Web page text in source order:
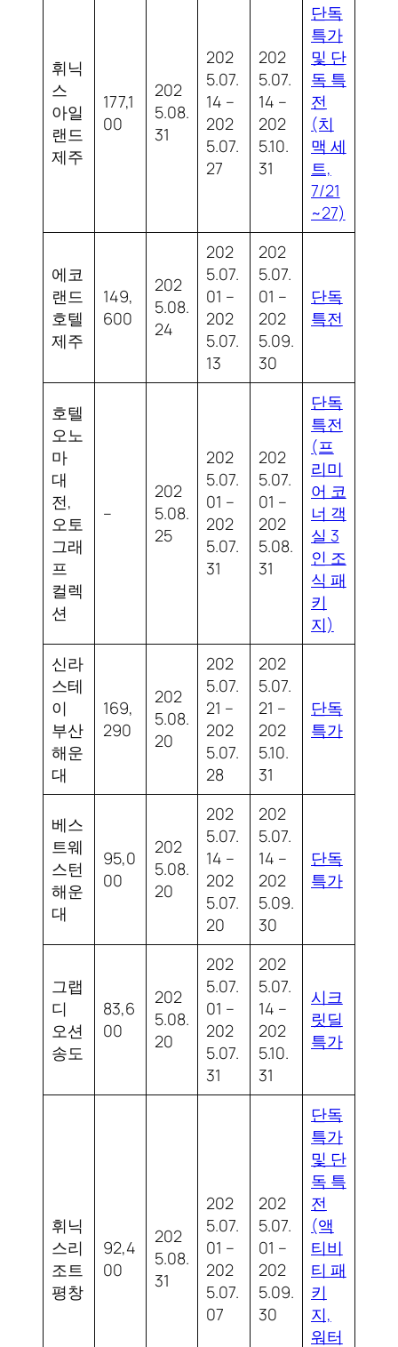
휘닉
스
아일
랜드
제주
177,1
00
202
5.08.
31
202
5.07.
14 –
202
5.07.
27
202
5.07.
14 –
202
5.10.
31
단독
특가
및 단
독 특
전
(치
맥 세
트,
7/21
~27)
에코
랜드
호텔
제주
149,
600
202
5.08.
24
202
5.07.
01 –
202
5.07.
13
202
5.07.
01 –
202
5.09.
30
단독
특전
호텔
오노
마
대
전,
오토
그래
프
컬렉
션
–
202
5.08.
25
202
5.07.
01 –
202
5.07.
31
202
5.07.
01 –
202
5.08.
31
단독
특전
(프
리미
어 코
너 객
실 3
인 조
식 패
키
지)
신라
스테
이
부산
해운
대
169,
290
202
5.08.
20
202
5.07.
21 –
202
5.07.
28
202
5.07.
21 –
202
5.10.
31
단독
특가
베스
트웨
스턴
해운
대
95,0
00
202
5.08.
20
202
5.07.
14 –
202
5.07.
20
202
5.07.
14 –
202
5.09.
30
단독
특가
그랩
디
오션
송도
83,6
00
202
5.08.
20
202
5.07.
01 –
202
5.07.
31
202
5.07.
14 –
202
5.10.
31
시크
릿딜
특가
휘닉
스리
조트
평창
92,4
00
202
5.08.
31
202
5.07.
01 –
202
5.07.
07
202
5.07.
01 –
202
5.09.
30
단독
특가
및 단
독 특
전
(액
티비
티 패
키
지,
워터